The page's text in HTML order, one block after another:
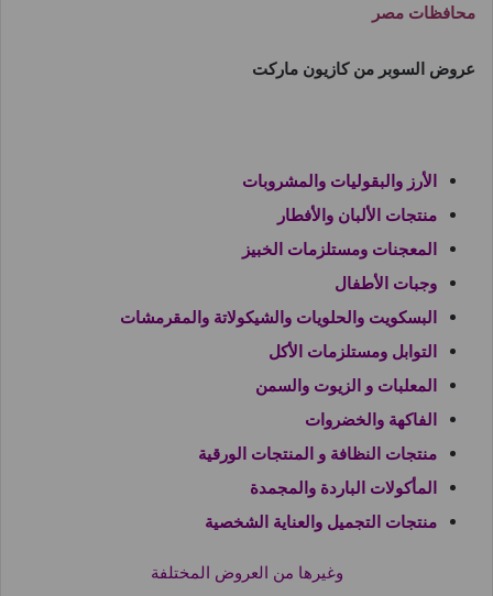
محافظات مصر
عروض السوبر من كازيون ماركت
الأرز والبقوليات والمشروبات
منتجات الألبان والأفطار
المعجنات ومستلزمات الخبيز
وجبات الأطفال
البسكويت والحلويات والشيكولاتة والمقرمشات
التوابل ومستلزمات الأكل
المعلبات و الزيوت والسمن
الفاكهة والخضروات
منتجات النظافة و المنتجات الورقية
المأكولات الباردة والمجمدة
منتجات التجميل والعناية الشخصية
وغيرها من العروض المختلفة